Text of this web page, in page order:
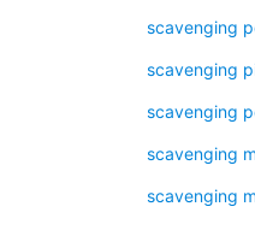
scavenging
scavenging
scavenging
scavenging
scavenging